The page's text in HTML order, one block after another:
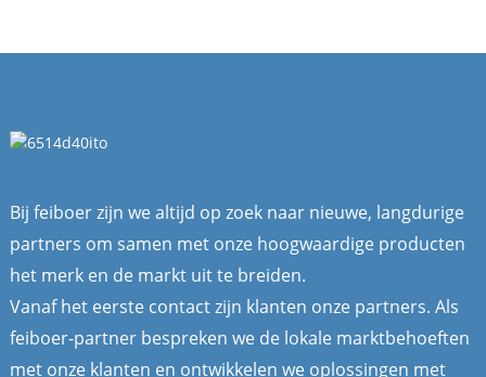
Bij feiboer zijn we altijd op zoek naar nieuwe, langdurige
partners om samen met onze hoogwaardige producten
het merk en de markt uit te breiden.
Vanaf het eerste contact zijn klanten onze partners. Als
feiboer-partner bespreken we de lokale marktbehoeften
met onze klanten en ontwikkelen we oplossingen met